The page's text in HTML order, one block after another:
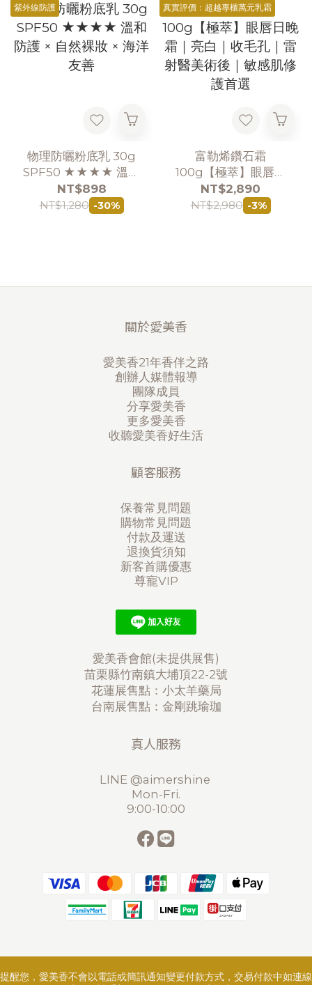
紫外線防護
物理防曬粉底乳 30g
SPF50 ★★★★ 溫和
防護 × 自然裸妝 × 海洋
友善
NT$898
NT$1,280 -30%
真實評價：超越專櫃萬元乳霜
富勒烯鑽石霜
100g【極萃】眼唇日
晚霜｜亮白｜收毛孔｜
雷射醫美術後｜敏感肌
NT$2,890
NT$2,980 -3%
關於愛美香
愛美香21年香伴之路
創辦人媒體報導
團隊成員
分享愛美香
更多愛美香
收聽愛美香好生活
顧客服務
保養常見問題
購物常見問題
付款及運送
退換貨須知
新客首購優惠
尊寵VIP
愛美香會館(未提供展售)
苗栗縣竹南鎮大埔頂22-2號
花蓮展售點：小太羊藥局
台南展售點：金剛跳瑜珈
真人服務
LINE @aimershine
Mon-Fri.
9:00-10:00
提醒您，愛美香不會以電話或簡訊通知變更付款方式，交易付款中如連線